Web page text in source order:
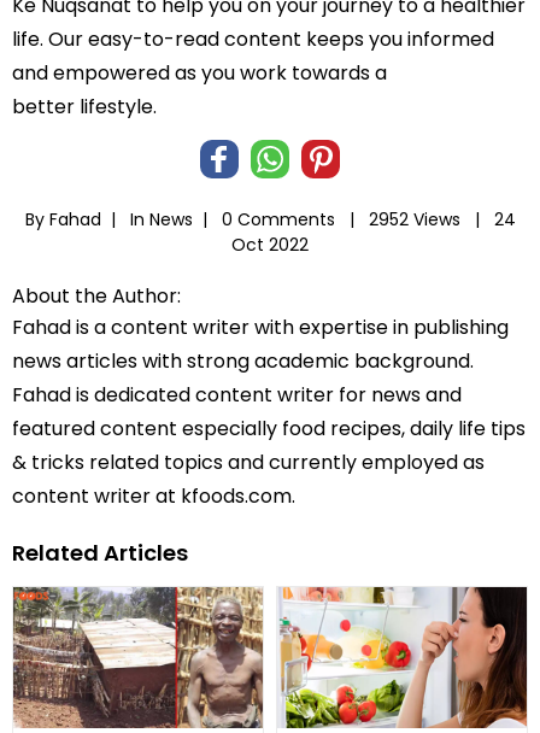
Ke Nuqsanat to help you on your journey to a healthier
life. Our easy-to-read content keeps you informed
and empowered as you work towards a
better lifestyle.
By Fahad | In News | 0 Comments | 2952 Views |
24
Oct 2022
About the Author:
Fahad is a content writer with expertise in publishing
news articles with strong academic background.
Fahad is dedicated content writer for news and
featured content especially food recipes, daily life tips
& tricks related topics and currently employed as
content writer at kfoods.com.
Related Articles